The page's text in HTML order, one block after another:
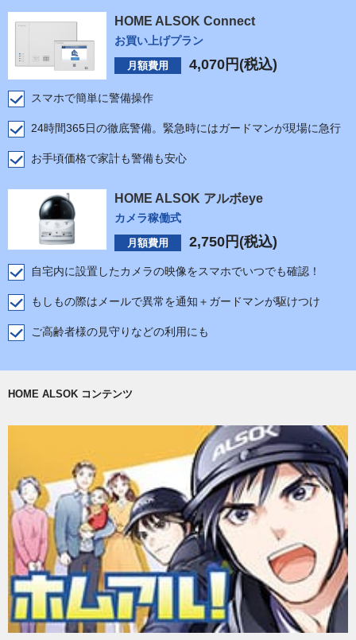
HOME ALSOK Connect
お買い上げプラン
月額費用 4,070 円(税込)
スマホで簡単に警備操作
24時間365日の徹底警備。緊急時にはガードマンが現場に急行
お手頃価格で家計も警備も安心
HOME ALSOK アルボeye
カメラ稼働式
月額費用 2,750 円(税込)
自宅内に設置したカメラの映像をスマホでいつでも確認！
もしもの際はメールで異常を通知＋ガードマンが駆けつけ
ご高齢者様の見守りなどの利用にも
HOME ALSOK コンテンツ